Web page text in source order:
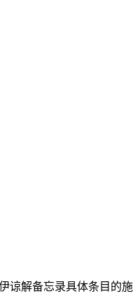
谅解备忘录具体条目的施